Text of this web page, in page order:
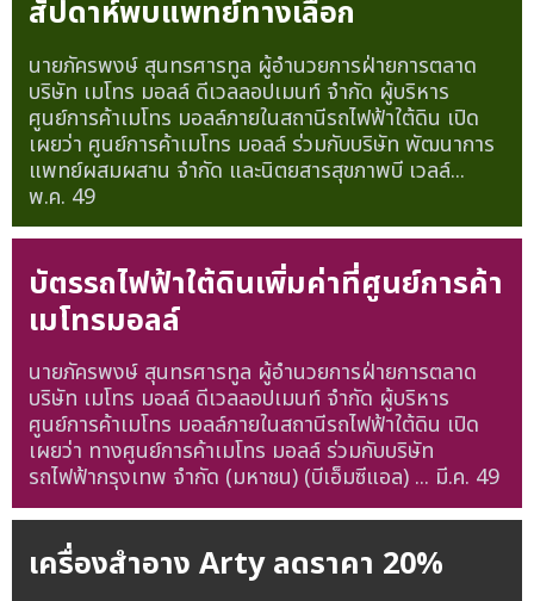
สัปดาห์พบแพทย์ทางเลือก
นายภัครพงษ์ สุนทรศารทูล ผู้อำนวยการฝ่ายการตลาด
บริษัท เมโทร มอลล์ ดีเวลลอปเมนท์ จำกัด ผู้บริหาร
ศูนย์การค้าเมโทร มอลล์ภายในสถานีรถไฟฟ้าใต้ดิน เปิด
เผยว่า ศูนย์การค้าเมโทร มอลล์ ร่วมกับบริษัท พัฒนาการ
แพทย์ผสมผสาน จำกัด และนิตยสารสุขภาพบี เวลล์...
พ.ค. 49
บัตรรถไฟฟ้าใต้ดินเพิ่มค่าที่ศูนย์การค้า
เมโทรมอลล์
นายภัครพงษ์ สุนทรศารทูล ผู้อำนวยการฝ่ายการตลาด
บริษัท เมโทร มอลล์ ดีเวลลอปเมนท์ จำกัด ผู้บริหาร
ศูนย์การค้าเมโทร มอลล์ภายในสถานีรถไฟฟ้าใต้ดิน เปิด
เผยว่า ทางศูนย์การค้าเมโทร มอลล์ ร่วมกับบริษัท
รถไฟฟ้ากรุงเทพ จำกัด (มหาชน) (บีเอ็มซีแอล) ... มี.ค. 49
เครื่องสำอาง Arty ลดราคา 20%